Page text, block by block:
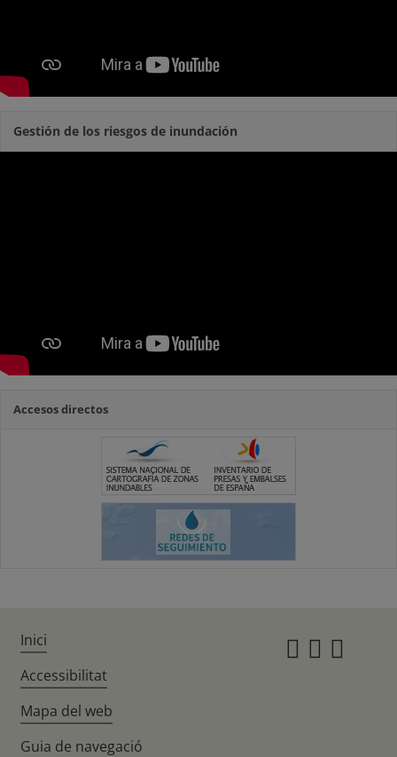
Gestión de los riesgos de inundación
Accesos directos
Inici
Accessibilitat
Mapa del web
Guia de navegació